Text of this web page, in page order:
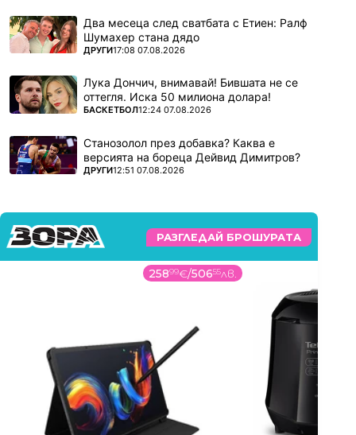
Два месеца след сватбата с Етиен: Ралф
Шумахер стана дядо
ПОВЕЧЕ ОТ
ДРУГИ17:08 07.08.2026
Лука Дончич, внимавай! Бившата не се
оттегля. Иска 50 милиона долара!
ПОВЕЧЕ ОТ
БАСКЕТБОЛ12:24 07.08.2026
Станозолол през добавка? Каква е
версията на бореца Дейвид Димитров?
ПОВЕЧЕ ОТ
ДРУГИ12:51 07.08.2026
РАЗГЛЕДАЙ БРОШУРАТА
25899€/50655лв.